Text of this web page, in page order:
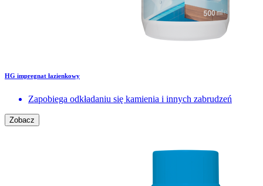
HG impregnat łazienkowy
Zapobiega odkładaniu się kamienia i innych zabrudzeń
Zobacz